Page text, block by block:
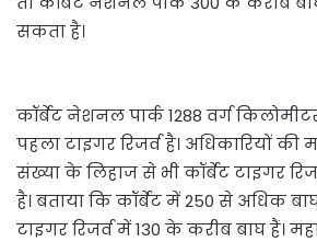
सकता है।
कॉर्बेट नेशनल पार्क 1288 वर्ग
पहला टाइगर रिजर्व है। अधिकारियों की
संख्या के लिहाज से भी कॉर्बेट टाइगर
है। बताया कि कॉर्बेट में 250 से अधिक
टाइगर रिजर्व में 130 के करीब बाघ हैं।